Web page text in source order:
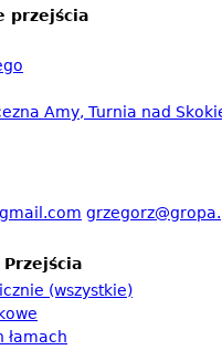
przejścia
Amy, Turnia nad
(wszystkie)
łamach